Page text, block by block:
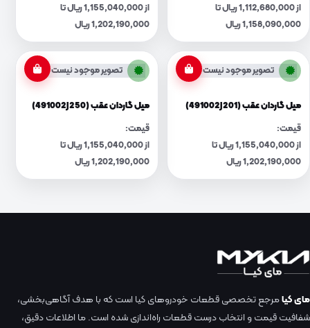
از 1,112,680,000 ریال تا
1,158,090,000 ریال
از 1,155,040,000 ریال تا
1,202,190,000 ریال
تصویر موجود نیست
میل گاردان عقب (491002J201)
قیمت:
از 1,155,040,000 ریال تا
1,202,190,000 ریال
تصویر موجود نیست
میل گاردان عقب (491002J250)
قیمت:
از 1,155,040,000 ریال تا
1,202,190,000 ریال
مای کیامرجع تخصصی قطعات خودروهای کیا است که با هدف آگاهی‌بخشی،
شفافیت قیمت و انتخاب درست قطعات راه‌اندازی شده است. ما اطلاعات دقیق،